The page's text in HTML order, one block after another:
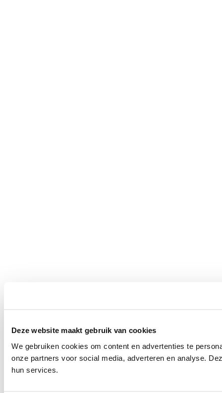
Deze website maakt gebruik van cookies
We gebruiken cookies om content en advertenties te
onze partners voor social media, adverteren en analyse.
hun services.